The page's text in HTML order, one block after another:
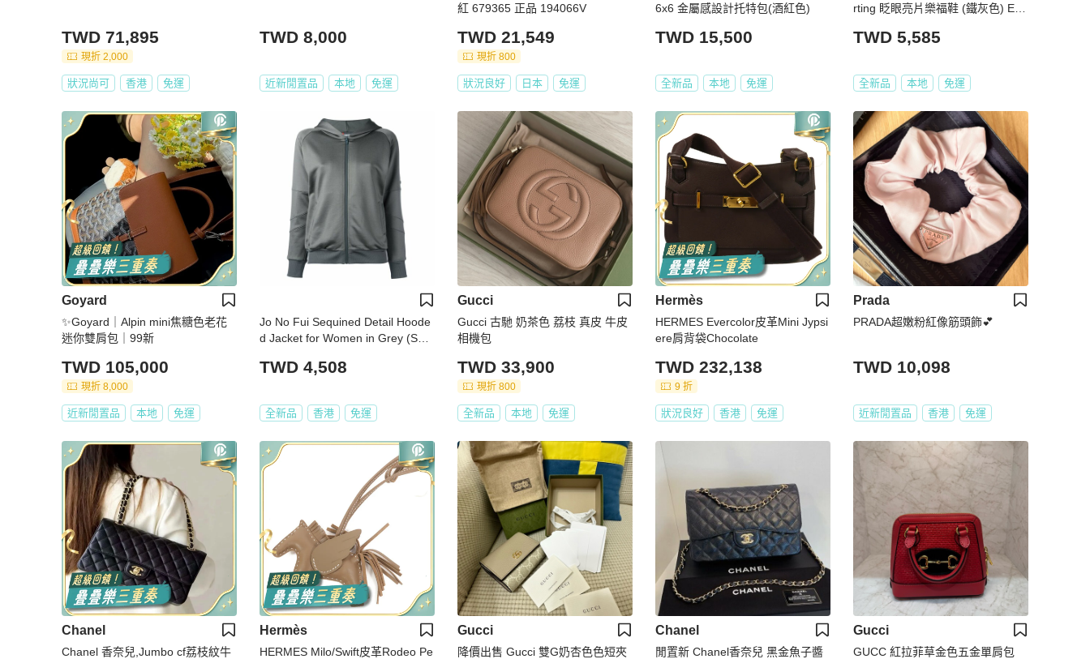
TWD 71,895
現折 2,000
狀況尚可 香港 免運
TWD 8,000
近新閒置品 本地 免運
紅 679365 正品 194066V
TWD 21,549
現折 800
狀況良好 日本 免運
6x6 金屬感設計托特包(酒紅色)
TWD 15,500
全新品 本地 免運
rting 眨眼亮片樂福鞋 (鐵灰色) EU
TWD 5,585
全新品 本地 免運
Goyard
✨Goyard｜Alpin mini焦糖色老花
迷你雙肩包｜99新
TWD 105,000
現折 8,000
近新閒置品 本地 免運
Jo No Fui Sequined Detail Hoode
d Jacket for Women in Grey (SSZ
TWD 4,508
全新品 香港 免運
Gucci
Gucci 古馳 奶茶色 荔枝 真皮 牛皮
相機包
TWD 33,900
現折 800
全新品 本地 免運
Hermès
HERMES Evercolor皮革Mini Jypsi
ere肩背袋Chocolate
TWD 232,138
9 折
狀況良好 香港 免運
Prada
PRADA超嫩粉紅像筋頭飾💕
TWD 10,098
近新閒置品 香港 免運
Chanel
Chanel 香奈兒,Jumbo cf荔枝紋牛
Hermès
HERMES Milo/Swift皮革Rodeo Pe
Gucci
降價出售 Gucci 雙G奶杏色色短夾
Chanel
閒置新 Chanel香奈兒 黑金魚子醬
Gucci
GUCC 紅拉菲草金色五金單肩包